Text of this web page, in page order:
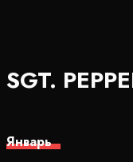
SGT.
Январь